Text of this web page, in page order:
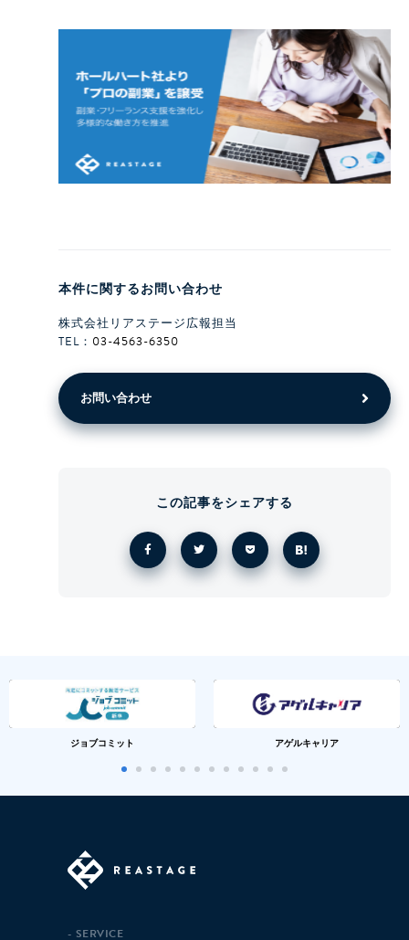
本件に関するお問い合わせ
株式会社リアステージ広報担当
TEL： 03-4563-6350
お問い合わせ
この記事をシェアする
ジョブコミット アゲルキャリア
SERVICE